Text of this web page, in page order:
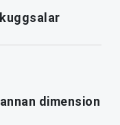
dimension